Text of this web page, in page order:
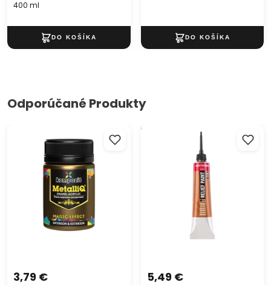
voľba pre profesionálnych vizážistov aj nadšených
začiatočníkov. Buďte kreatívni a zdôraznite svoje rysy s
400 ml
Odporúčané Produkty
efektom 70 g
3,79 €
Kontúra AMSTERDAM Relief
5,49 €